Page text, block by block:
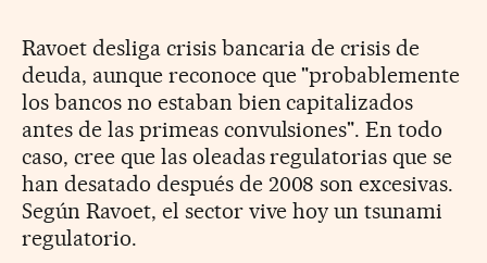
Ravoet desliga crisis bancaria de crisis de
deuda, aunque reconoce que "probablemente
los bancos no estaban bien capitalizados
antes de las primeas convulsiones". En todo
caso, cree que las oleadas regulatorias que se
han desatado después de 2008 son excesivas.
Según Ravoet, el sector vive hoy un tsunami
regulatorio.